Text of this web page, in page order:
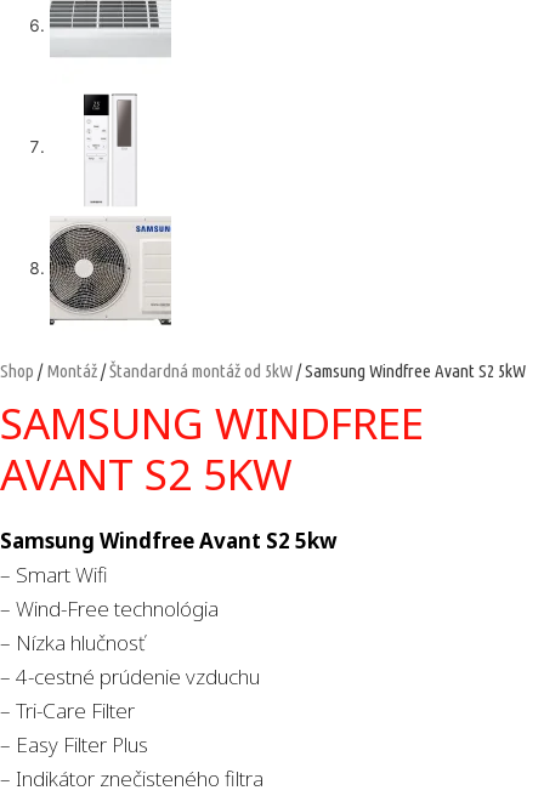
Shop /Montáž/Štandardná montáž od 5kW/ Samsung Windfree Avant S2 5kW
SAMSUNG WINDFREE
AVANT S2 5KW
Samsung Windfree Avant S2 5kw
– Smart Wifi
– Wind-Free technológia
– Nízka hlučnosť
– 4-cestné prúdenie vzduchu
– Tri-Care Filter
– Easy Filter Plus
– Indikátor znečisteného filtra